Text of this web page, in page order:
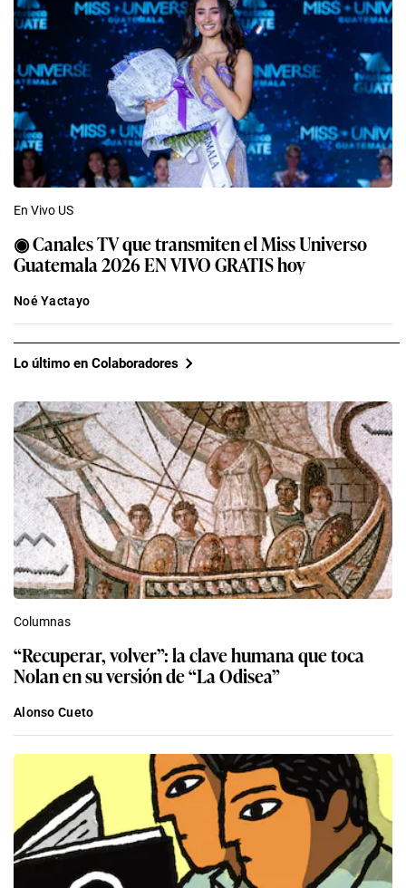
En Vivo US
◉ Canales TV que transmiten el Miss Universo
Guatemala 2026 EN VIVO GRATIS hoy
Noé Yactayo
Lo último en Colaboradores
Columnas
“Recuperar, volver”: la clave humana que toca
Nolan en su versión de “La Odisea”
Alonso Cueto